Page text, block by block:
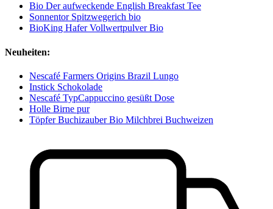
Bio Der aufweckende English Breakfast Tee
Sonnentor Spitzwegerich bio
BioKing Hafer Vollwertpulver Bio
Neuheiten:
Nescafé Farmers Origins Brazil Lungo
Instick Schokolade
Nescafé TypCappuccino gesüßt Dose
Holle Birne pur
Töpfer Buchizauber Bio Milchbrei Buchweizen